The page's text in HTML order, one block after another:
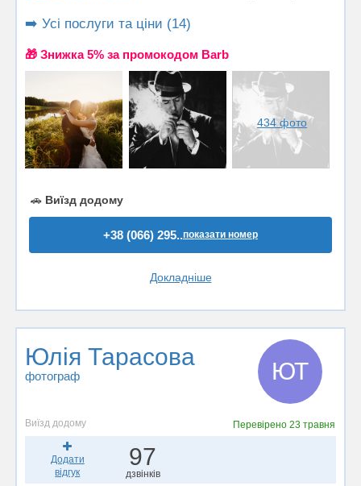
➡️ Усі послуги та ціни (14)
🎁 Знижка 5% за промокодом Barb
434 фото
🚗 Виїзд додому
+38 (066) 295..показати номер
Докладніше
Юлія Тарасова
фотограф ЮТ
Виїзд додому Перевірено23 травня
Додати
відгук
97
дзвінків